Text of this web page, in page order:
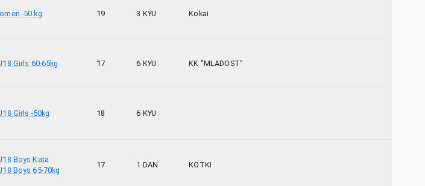
-50 kg 19 3 KYU Kokai
Girls 60-65kg 17 6 KYU KK "MLADOST"
Girls -50kg 18 6 KYU
Boys Kata
Boys 65-70kg
17 1 DAN KOTKI